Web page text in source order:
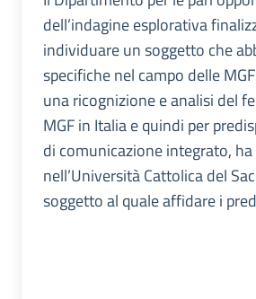
dell’indagine esplorativa
individuare un soggetto che
specifiche nel campo delle
una ricognizione e analisi del
MGF in Italia e quindi per
di comunicazione integrato,
nell’Università Cattolica del
soggetto al quale affidare i